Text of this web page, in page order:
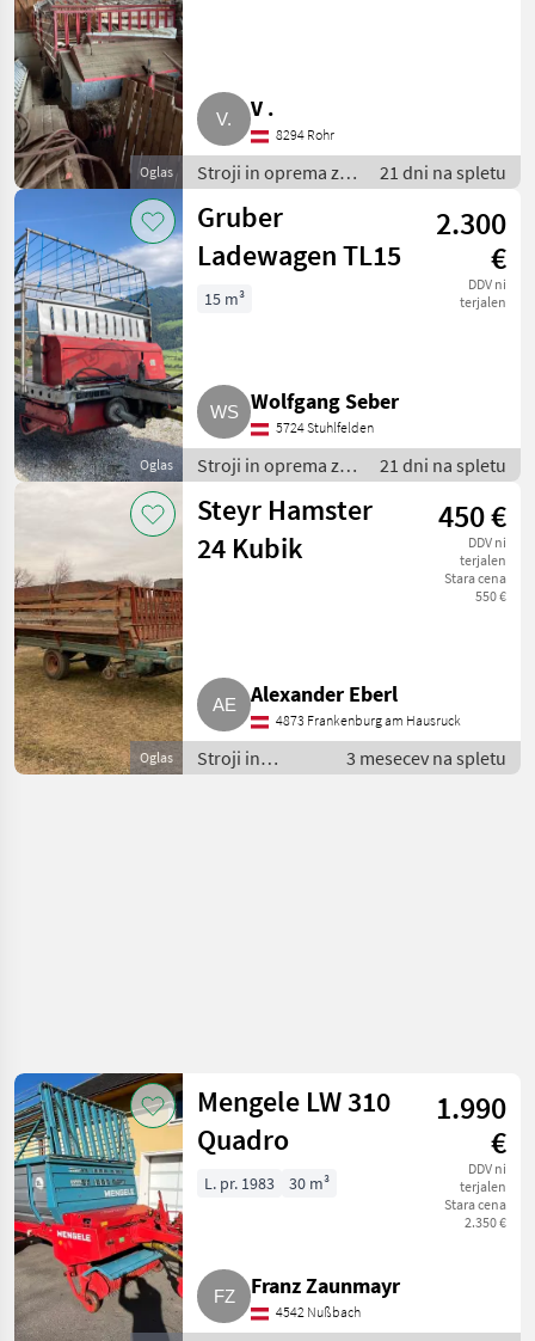
Oglas
V .
8294 Rohr
Stroji in oprema za
žetev in spravilo /
Nakladalna
prikolica
21 dni na spletu
Oglas
Gruber
Ladewagen TL15
2.300
€
DDV ni
terjalen
15 m³
Wolfgang Seber
5724 Stuhlfelden
Stroji in oprema za
žetev in spravilo /
Nakladalna
prikolica
21 dni na spletu
Oglas
Steyr Hamster
24 Kubik
450 €
DDV ni
terjalen
Stara cena
550 €
Alexander Eberl
4873 Frankenburg am Hausruck
Stroji in
oprema za
3 mesecev na spletu
Mengele LW 310
Quadro
1.990
€
DDV ni
terjalen
Stara cena
2.350 €
L. pr. 1983 30 m³
Franz Zaunmayr
4542 Nußbach